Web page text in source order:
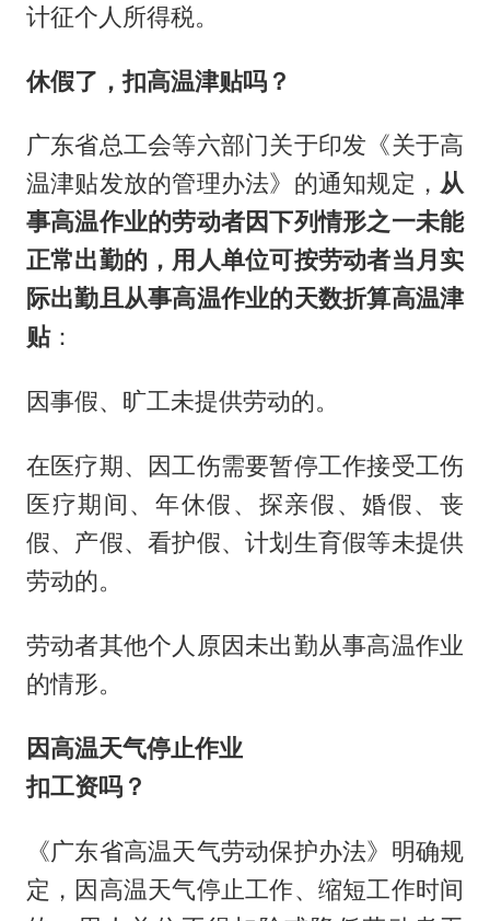
计征个人所得税。
休假了，扣高温津贴吗？
广东省总工会等六部门关于印发《关于高
温津贴发放的管理办法》的通知规定， 从
事高温作业的劳动者因下列情形之一未能
正常出勤的，用人单位可按劳动者当月实
际出勤且从事高温作业的天数折算高温津
贴：
因事假、旷工未提供劳动的。
在医疗期、因工伤需要暂停工作接受工伤
医疗期间、年休假、探亲假、婚假、丧
假、产假、看护假、计划生育假等未提供
劳动的。
劳动者其他个人原因未出勤从事高温作业
的情形。
因高温天气停止作业
扣工资吗？
《广东省高温天气劳动保护办法》明确规
定，因高温天气停止工作、缩短工作时间